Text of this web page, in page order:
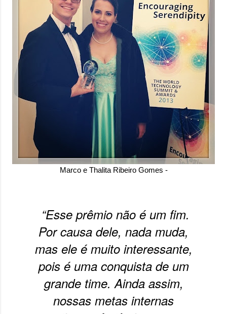
Marco e Thalita Ribeiro Gomes -
“Esse prêmio não é um fim.
Por causa dele, nada muda,
mas ele é muito interessante,
pois é uma conquista de um
grande time. Ainda assim,
nossas metas internas